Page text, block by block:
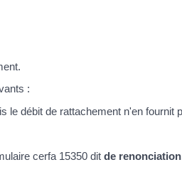
:
le débit de rattachement n'en
cerfa 15350 dit de renonciation